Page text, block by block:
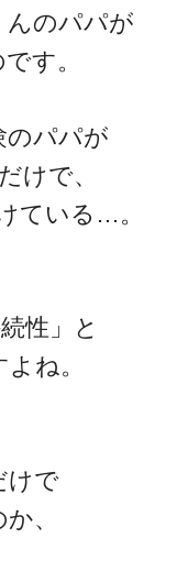
んのパパが
す。
のパパが
けで、
ている…。
性」と
ね。
けで
、